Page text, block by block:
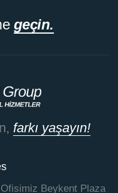
geçin.
farkı yaşayın!
Ofisimiz Beykent Plaza